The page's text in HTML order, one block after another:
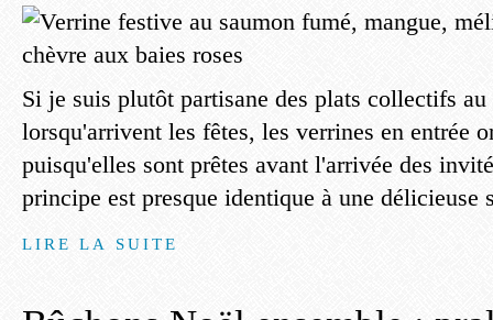
Si je suis plutôt partisane des plats collectifs
lorsqu'arrivent les fêtes, les verrines en entrée
puisqu'elles sont prêtes avant l'arrivée des
principe est presque identique à une délicieuse
LIRE LA SUITE